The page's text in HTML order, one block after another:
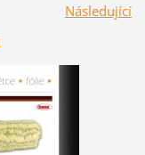
Následující